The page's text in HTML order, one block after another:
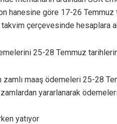
hanesine göre 17-26
çerçevesinde hesaplara
25-28 Temmuz
maaş ödemeleri 25-28
yararlanarak
yatıyor